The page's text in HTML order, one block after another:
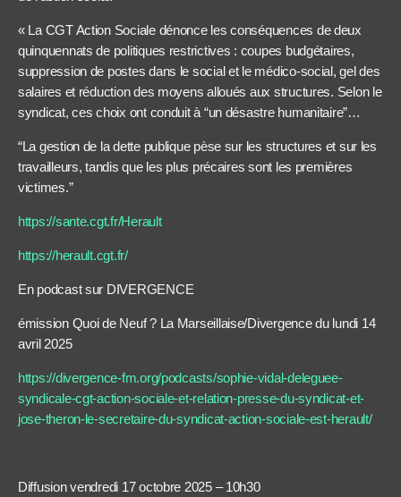
« La CGT Action Sociale dénonce les conséquences de deux
quinquennats de politiques restrictives : coupes budgétaires,
suppression de postes dans le social et le médico-social, gel des
salaires et réduction des moyens alloués aux structures. Selon le
syndicat, ces choix ont conduit à “un désastre humanitaire”…
“La gestion de la dette publique pèse sur les structures et sur les
travailleurs, tandis que les plus précaires sont les premières
victimes.”
https://sante.cgt.fr/Herault
https://herault.cgt.fr/
En podcast sur DIVERGENCE
émission Quoi de Neuf ? La Marseillaise/Divergence du lundi 14
avril 2025
https://divergence-fm.org/podcasts/sophie-vidal-deleguee-
syndicale-cgt-action-sociale-et-relation-presse-du-syndicat-et-
jose-theron-le-secretaire-du-syndicat-action-sociale-est-herault/
Diffusion vendredi 17 octobre 2025 – 10h30